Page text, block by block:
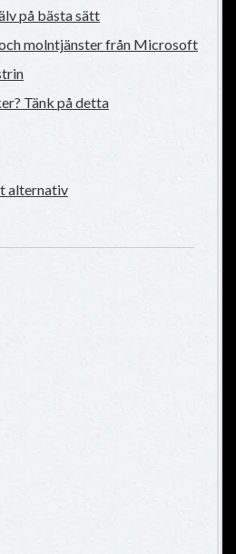
på bästa sätt
molntjänster från Microsoft
Tänk på detta
alternativ